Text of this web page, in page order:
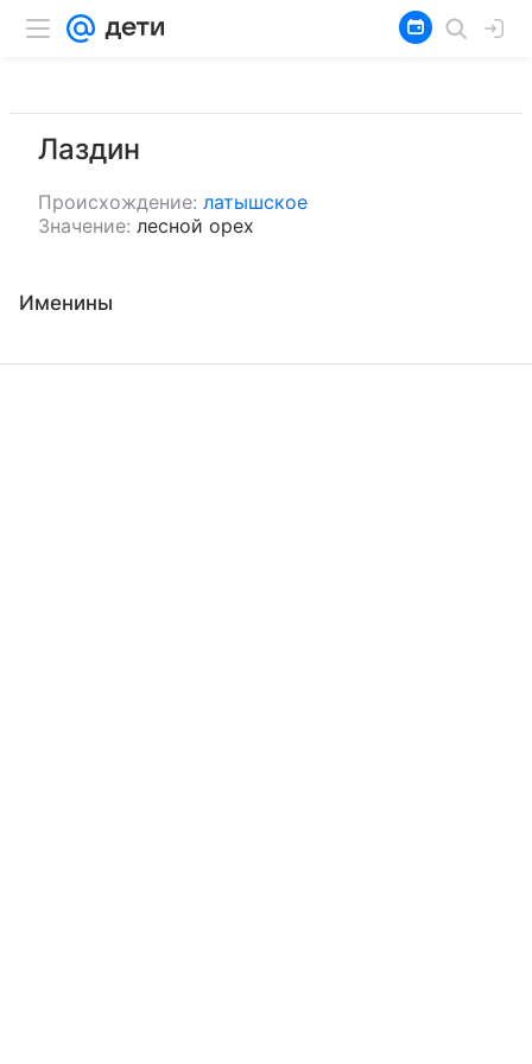
Лаздин
Происхождение: латышское
Значение: лесной орех
Именины